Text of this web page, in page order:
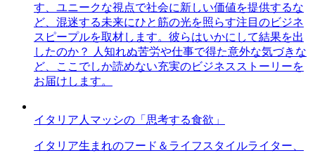
す、ユニークな視点で社会に新しい価値を提供するな
ど、混迷する未来にひと筋の光を照らす注目のビジネ
スピープルを取材します。彼らはいかにして結果を出
したのか？ 人知れぬ苦労や仕事で得た意外な気づきな
ど、ここでしか読めない充実のビジネスストーリーを
お届けします。
イタリア人マッシの「思考する食欲」
イタリア生まれのフード＆ライフスタイルライター、